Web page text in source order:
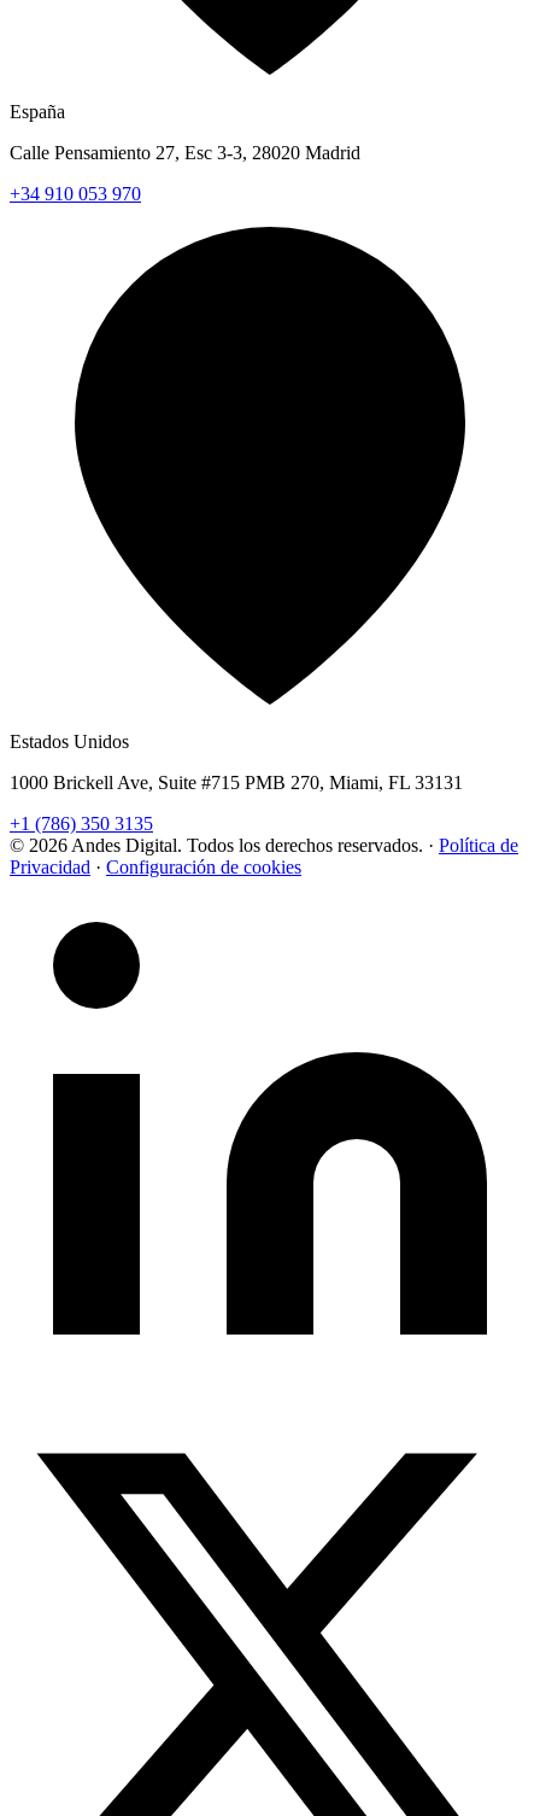
España
Calle Pensamiento 27, Esc 3-3, 28020 Madrid
+34 910 053 970
Estados Unidos
1000 Brickell Ave, Suite #715 PMB 270, Miami, FL 33131
+1 (786) 350 3135
© 2026 Andes Digital. Todos los derechos reservados. · Política de
Privacidad · Configuración de cookies